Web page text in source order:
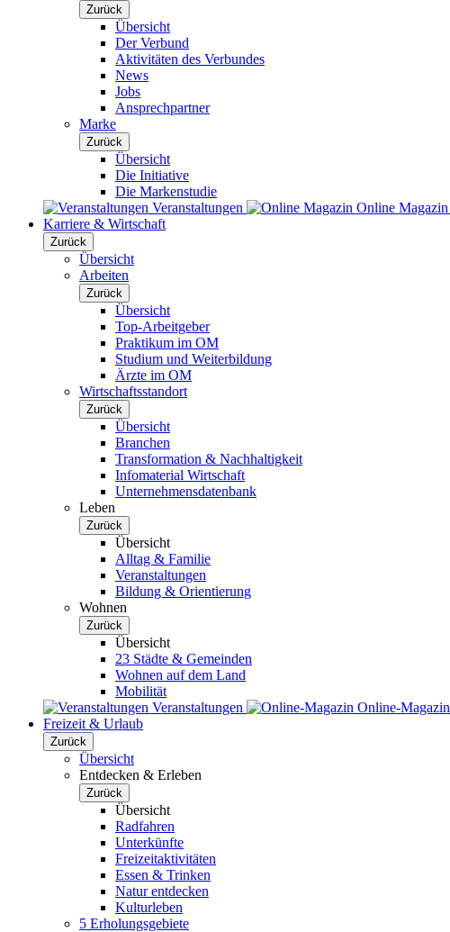
Zurück
Übersicht
Der Verbund
Aktivitäten des Verbundes
News
Jobs
Ansprechpartner
Marke
Zurück
Übersicht
Die Initiative
Die Markenstudie
Veranstaltungen
Online Magazin
Karriere & Wirtschaft
Zurück
Übersicht
Arbeiten
Zurück
Übersicht
Top-Arbeitgeber
Praktikum im OM
Studium und Weiterbildung
Ärzte im OM
Wirtschaftsstandort
Zurück
Übersicht
Branchen
Transformation & Nachhaltigkeit
Infomaterial Wirtschaft
Unternehmensdatenbank
Leben
Zurück
Übersicht
Alltag & Familie
Veranstaltungen
Bildung & Orientierung
Wohnen
Zurück
Übersicht
23 Städte & Gemeinden
Wohnen auf dem Land
Mobilität
Veranstaltungen
Online-Magazin
Freizeit & Urlaub
Zurück
Übersicht
Entdecken & Erleben
Zurück
Übersicht
Radfahren
Unterkünfte
Freizeitaktivitäten
Essen & Trinken
Natur entdecken
Kulturleben
5 Erholungsgebiete